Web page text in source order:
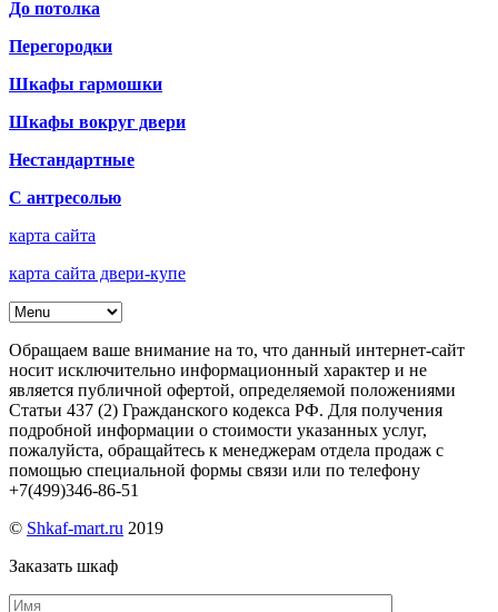
До потолка
Перегородки
Шкафы гармошки
Шкафы вокруг двери
Нестандартные
С антресолью
карта сайта
карта сайта двери-купе
Обращаем ваше внимание на то, что данный интернет-сайт
носит исключительно информационный характер и не
является публичной офертой, определяемой положениями
Статьи 437 (2) Гражданского кодекса РФ. Для получения
подробной информации о стоимости указанных услуг,
пожалуйста, обращайтесь к менеджерам отдела продаж с
помощью специальной формы связи или по телефону
+7(499)346-86-51
© Shkaf-mart.ru 2019
Заказать шкаф